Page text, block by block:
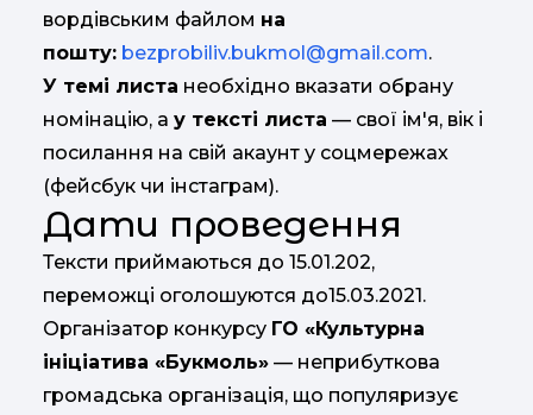
вордівським файлом на
пошту: bezprobiliv.bukmol@gmail.com.
У темі листа необхідно вказати обрану
номінацію, а у тексті листа — свої ім'я, вік і
посилання на свій акаунт у соцмережах
(фейсбук чи інстаграм).
Дати проведення
Тексти приймаються до 15.01.202,
переможці оголошуются до15.03.2021.
Організатор конкурсу ГО «Культурна
ініціатива «Букмоль» — неприбуткова
громадська організація, що популяризує